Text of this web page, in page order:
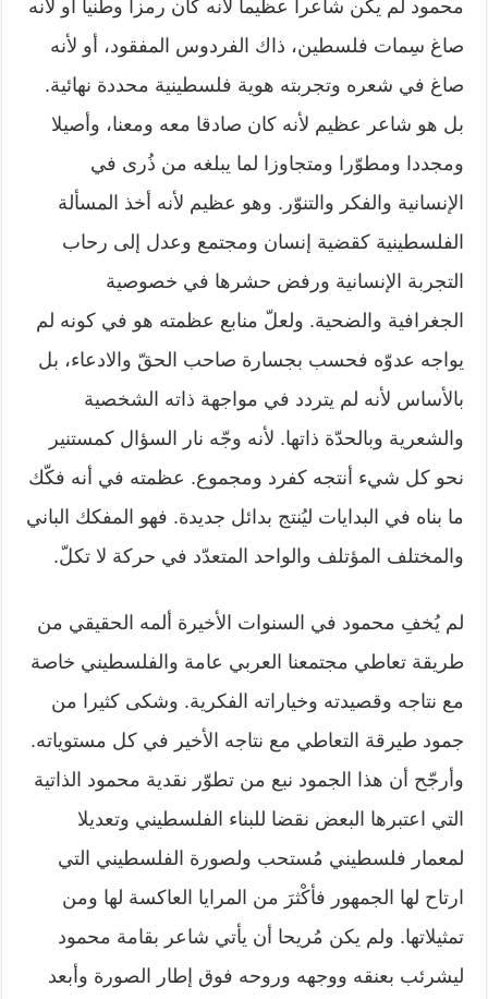
محمود لم يكن شاعرا عظيما لأنه كان رمزا وطنيا أو لأنه
صاغ سِمات فلسطين، ذاك الفردوس المفقود، أو لأنه
صاغ في شعره وتجربته هوية فلسطينية محددة نهائية.
بل هو شاعر عظيم لأنه كان صادقا معه ومعنا، وأصيلا
ومجددا ومطوّرا ومتجاوزا لما يبلغه من ذُرى في
الإنسانية والفكر والتنوّر. وهو عظيم لأنه أخذ المسألة
الفلسطينية كقضية إنسان ومجتمع وعدل إلى رحاب
التجربة الإنسانية ورفض حشرها في خصوصية
الجغرافية والضحية. ولعلّ منابع عظمته هو في كونه لم
يواجه عدوّه فحسب بجسارة صاحب الحقّ والادعاء، بل
بالأساس لأنه لم يتردد في مواجهة ذاته الشخصية
والشعرية وبالحدّة ذاتها. لأنه وجّه نار السؤال كمستنير
نحو كل شيء أنتجه كفرد ومجموع. عظمته في أنه فكّك
ما بناه في البدايات ليُنتج بدائل جديدة. فهو المفكك الباني
والمختلف المؤتلف والواحد المتعدّد في حركة لا تكلّ.
لم يُخفِ محمود في السنوات الأخيرة ألمه الحقيقي من
طريقة تعاطي مجتمعنا العربي عامة والفلسطيني خاصة
مع نتاجه وقصيدته وخياراته الفكرية. وشكى كثيرا من
جمود طيرقة التعاطي مع نتاجه الأخير في كل مستوياته.
وأرجّح أن هذا الجمود نبع من تطوّر نقدية محمود الذاتية
التي اعتبرها البعض نقضا للبناء الفلسطيني وتعديلا
لمعمار فلسطيني مُستحب ولصورة الفلسطيني التي
ارتاح لها الجمهور فأكْثرَ من المرايا العاكسة لها ومن
تمثيلاتها. ولم يكن مُريحا أن يأتي شاعر بقامة محمود
ليشرئب بعنقه ووجهه وروحه فوق إطار الصورة وأبعد